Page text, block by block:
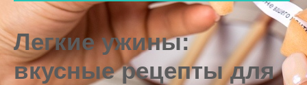
Легкие ужины:
вкусные рецепты для